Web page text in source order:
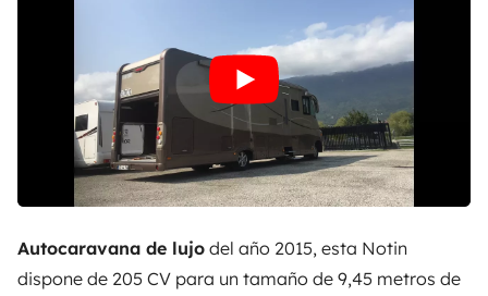
Autocaravana de lujo del año 2015, esta Notin
dispone de 205 CV para un tamaño de 9,45 metros de